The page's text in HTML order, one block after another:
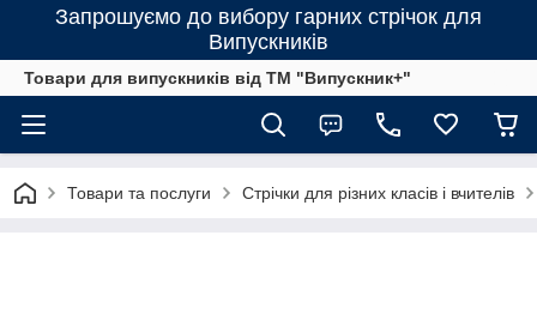
Запрошуємо до вибору гарних стрічок для
Випускників
Товари для випускників від ТМ "Випускник+"
Товари та послуги Стрічки для різних класів і вчителів